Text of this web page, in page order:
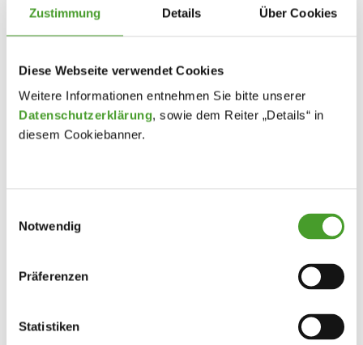
Zustimmung Details Über Cookies
Diese Webseite verwendet Cookies
Weitere Informationen entnehmen Sie bitte unserer
Datenschutzerklärung, sowie dem Reiter „Details“ in
diesem Cookiebanner.
Notwendig
Präferenzen
Statistiken
Dieser Ort war gut gewählt, ein wirklich würdiger
Rahmen für die Weihnachtsgeschichte. Das
(Musik), Frau Mag.a Sabine Stelzmüller(Deutsch),
Frau Mag.a Stockinger(Religion) und Frau Dipl.…